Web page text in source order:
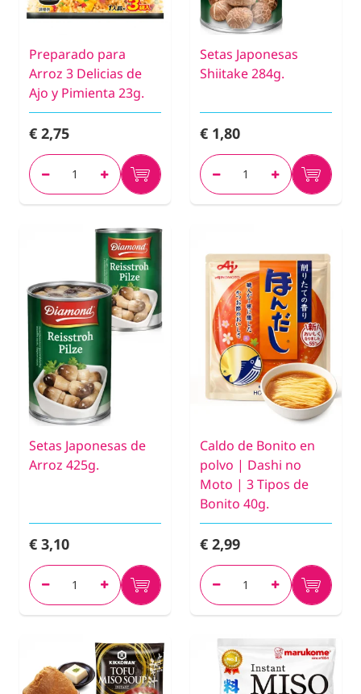
Preparado para
Arroz 3 Delicias de
Ajo y Pimienta 23g.
€ 2,75
Setas Japonesas
Shiitake 284g.
€ 1,80
Setas Japonesas de
Arroz 425g.
€ 3,10
Caldo de Bonito en
polvo | Dashi no
Moto | 3 Tipos de
Bonito 40g.
€ 2,99